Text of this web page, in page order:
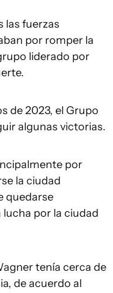
las fuerzas
por romper la
liderado por
de 2023, el Grupo
algunas victorias.
por
la ciudad
quedarse
por la ciudad
tenía cerca de
de acuerdo al